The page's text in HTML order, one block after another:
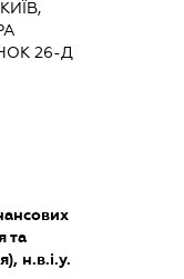
26-Д
та
н.в.і.у.